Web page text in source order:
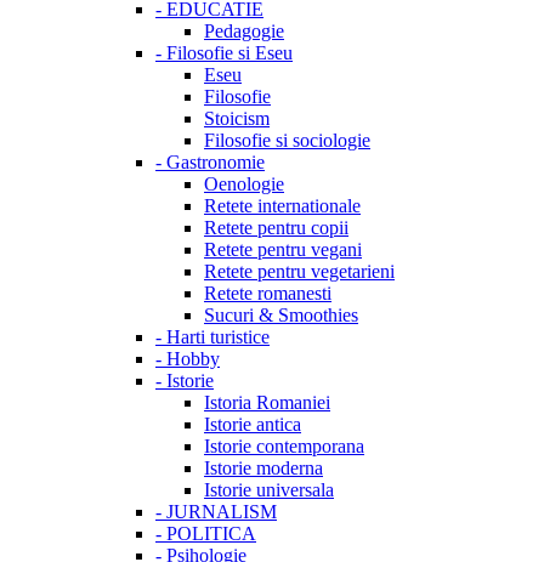
- EDUCATIE
Pedagogie
- Filosofie si Eseu
Eseu
Filosofie
Stoicism
Filosofie si sociologie
- Gastronomie
Oenologie
Retete internationale
Retete pentru copii
Retete pentru vegani
Retete pentru vegetarieni
Retete romanesti
Sucuri & Smoothies
- Harti turistice
- Hobby
- Istorie
Istoria Romaniei
Istorie antica
Istorie contemporana
Istorie moderna
Istorie universala
- JURNALISM
- POLITICA
- Psihologie